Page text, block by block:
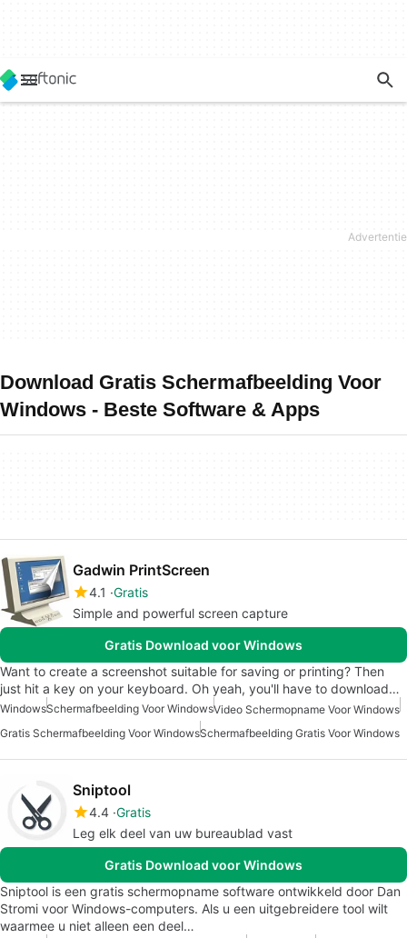
Download Gratis Schermafbeelding Voor
Windows - Beste Software & Apps
Gadwin PrintScreen
4.1 Gratis
Simple and powerful screen capture
Gratis Download voor Windows
Want to create a screenshot suitable for saving or printing? Then
just hit a key on your keyboard. Oh yeah, you'll have to download…
WindowsSchermafbeelding Voor WindowsVideo Schermopname Voor Windows
Gratis Schermafbeelding Voor WindowsSchermafbeelding Gratis Voor Windows
Sniptool
4.4 Gratis
Leg elk deel van uw bureaublad vast
Gratis Download voor Windows
Sniptool is een gratis schermopname software ontwikkeld door Dan
Stromi voor Windows-computers. Als u een uitgebreidere tool wilt
waarmee u niet alleen een deel…